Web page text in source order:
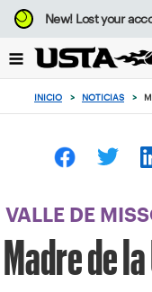
Enfoque
desde
botón
volver
principio
New!Lost your
INICIO > NOTICIAS >
VALLE DE
Madre de